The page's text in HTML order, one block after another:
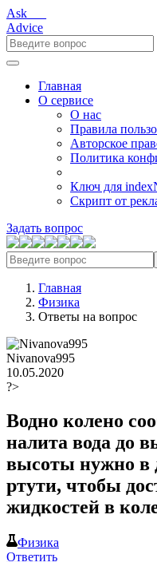
Ask___
Advice
Главная
О сервисе
О нас
Правила
Авторское
Политика
Ключ для
Скрипт от
Задать вопрос
Главная
Физика
Ответы на вопрос
Nivanova995
10.05.2020
?>
Водно колено
налита вода до
высоты нужно в
ртути, чтобы
жидкостей в
Физика
Ответить